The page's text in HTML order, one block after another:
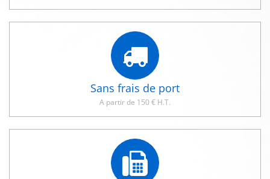
Sans frais de port
A partir de 150 € H.T.